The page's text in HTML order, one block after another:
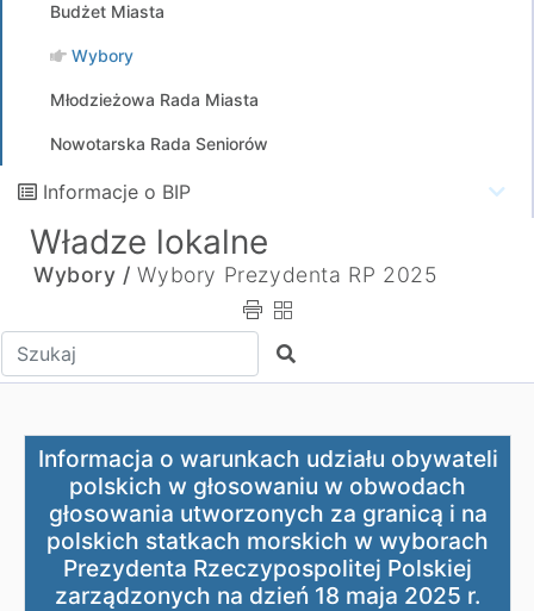
Budżet Miasta
Wybory
Młodzieżowa Rada Miasta
Nowotarska Rada Seniorów
Informacje o BIP
Władze lokalne
Wybory / Wybory Prezydenta RP 2025
Wpisz tekst do wyszukania Szukaj
Informacja o warunkach udziału obywateli polskich w
Informacja o warunkach udziału obywateli
polskich w głosowaniu w obwodach
głosowania utworzonych za granicą i na
polskich statkach morskich w wyborach
Prezydenta Rzeczypospolitej Polskiej
zarządzonych na dzień 18 maja 2025 r.